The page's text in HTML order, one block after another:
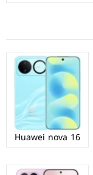
Huawei nova 16